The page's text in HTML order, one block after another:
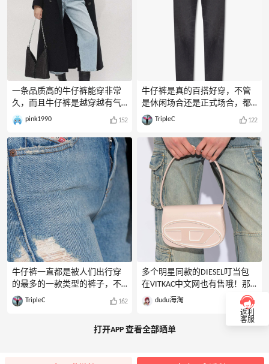
而且这个宝藏网站的迪赛价格
大多都很好啊~还有200+，
300+的牛仔裤~跟挖到宝一样的
买了几件~支付很友好，支持支
付宝、微信和*支付，全场包，
非常有性价比，不用转运不用
担心被税啦，适合拼单凑满
额，超级nice!海淘新手们快来
加入vitkac海淘之旅吧！7.3汇率
代下Toryburchcrocs55邀请
码:URKEUN转国邀请码：
1103687
一条品质高的牛仔裤能穿非常
久，而且牛仔裤是越穿越有气
质的，投资好的牛仔裤非常值
得~⭐逛了一些vitkac，diesel家
一条阔腿牛仔裤挺好看的！
diesel是意大利有名的牛仔裤品
牌，而且创立于1978年，整体
的设计理念是个性，自由和激
情，很多国内的明星也有同
款！⭐vitkac这条是浅蓝色，做
的阔腿牛仔裤，对腿部修饰比
较好，即使腿粗也是可以驾驭
的，简单的搭配T就可以，非常
的休闲日常，非常耐穿又耐看
的一条裤子！✓viktac全场2500
包邮，没满2500需要给220rmb
邮费✓全中文页面，对新人友
好，并且支持微信支付宝银联
支付，快捷方便✓收货后可以7
pink1990 152
牛仔裤一直都是被人们出行穿
的最多的一款类型的裤子，不
仅时尚百搭，穿起来也是十分
的好看，耐磨，我自己就有不
的基本都有，比如直筒的，小
TripleC 162
格就是另类帅酷风啦。这条裙
子适合**眉单穿，展现迷人风
采和身姿。如果不想露背露
肩，那可以穿个小外搭，像模
特这样的牛仔服就是不错的选
择呢，再配上筒靴，那简直泰
酷啦～裙子原价2269，八五折
后1928，帅酷女孩来看看呀，
一定适合你～Vitkac中文官网，
满2500包邮，全网包*，品牌
多，折扣大，发货快，收货
快，海淘购物新选择哦。通过
55海淘购买，还有最高3%
牛仔裤是真的百搭好穿，不管
是休闲场合还是正式场合，都
是十分合适的，之前穿过CK的
牛仔裤，就感觉很不一般，不
仅穿上好看，还挺舒服，还是
那种有点弹力的面料，蹲下去
系个鞋带也不会感到紧绷。还
有一个品牌的牛仔裤也同样出
色噢，那就是Diesel了，历史悠
久老牌子，无论是做工还是样
式都是牛仔裤里的佼佼者。今
天就跟大家的分享一款VITKAC
官网的Diesel1994系列的牛仔裤:
一看版型就知道是一条不得了
的牛仔裤，颜色印花那都是特
别的考究，直筒小脚，穿上
显，原价2212，现在做活动，2
折入，只要443，还等什么呢，
闭眼入啊！
TripleC 122
多个明星同款的DIESEL叮当包
在VITKAC中文网也有售哦！那
么春天来了，不做辣妹做个甜
妹的话，可以选择这款充满春
天气息的少女粉叮当包呀叮当
包，采用的是简约而富有现代
色椭圆形图案为整体设计增添
dudu海淘 114
打开APP 查看全部晒单
返利
客服